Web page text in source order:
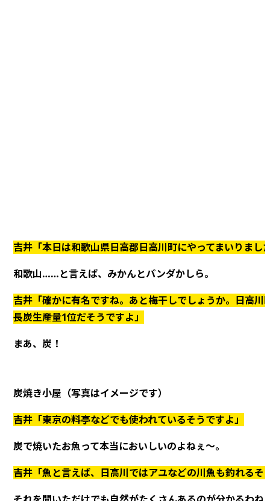
吉井「本日は和歌山県日高郡日高川町にやってまいりまし
和歌山……と言えば、みかんとパンダかしら。
吉井「確かに有名ですね。あと梅干しでしょうか。日高川
長炭生産量1位だそうですよ」
まあ、炭！
炭焼き小屋（写真はイメージです）
吉井「東京の料亭などでも使われているそうですよ」
炭で焼いたお魚って本当においしいのよねぇ～。
吉井「魚と言えば、日高川ではアユなどの川魚も釣れるそ